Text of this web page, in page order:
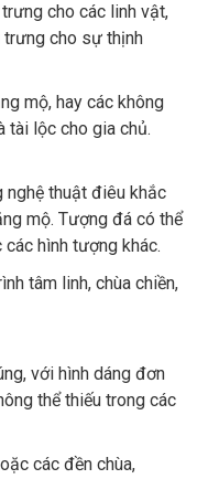
cho các linh vật,
cho sự thịnh
mộ, hay các không
tài lộc cho gia chủ.
nghệ thuật điêu khắc
mộ. Tượng đá có thể
hình tượng khác.
tâm linh, chùa chiền,
với hình dáng đơn
thể thiếu trong các
các đền chùa,